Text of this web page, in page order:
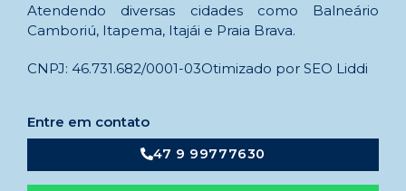
Atendendo diversas cidades como Balneário
Camboriú, Itapema, Itajái e Praia Brava.
CNPJ: 46.731.682/0001-03Otimizado por SEO Liddi
Entre em contato
47 9 99777630